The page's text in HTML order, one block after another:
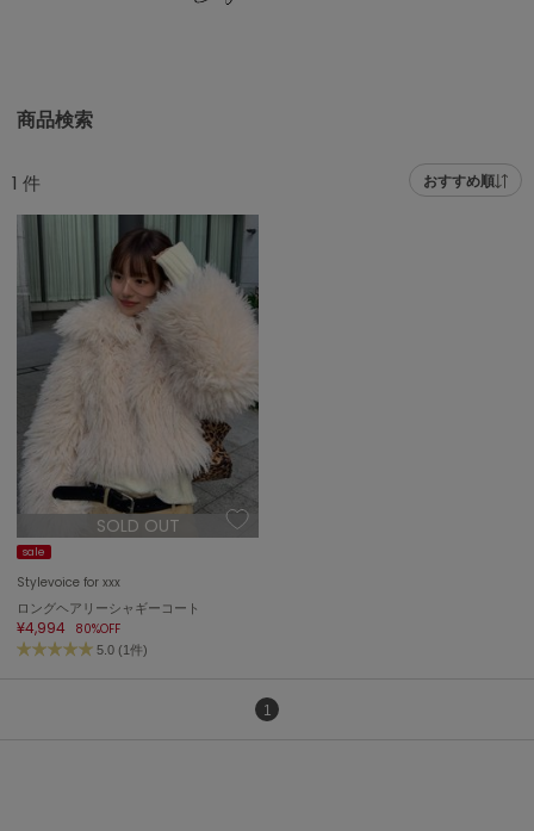
リー (645)
ョン雑貨 (850)
/ランジェリー (127)
ェア (119)
その
ACYM
adidas
adidas by Stella McCartney
アディダス バイ ステラマッカートニー
ALLISON BROWN
アリソンブラウン
amabro
アマブロ
Ame no chi Hare
アメノチハレ
アモマ
ánuans
アニュアンス
商品検索
1 件 おすすめ順
SOLD OUT
sale
Stylevoice for xxx
ロングヘアリーシャギーコート
¥4,994 80%OFF
5.0 (1件)
1